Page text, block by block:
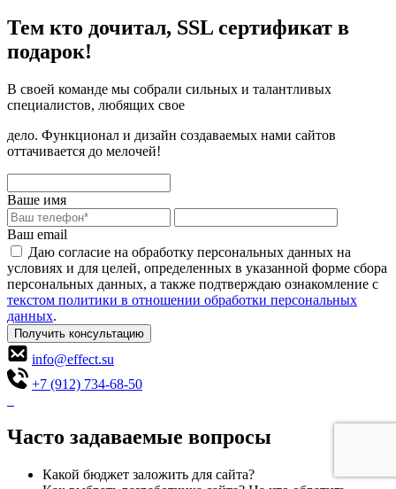
Тем кто дочитал, SSL сертификат в
подарок!
В своей команде мы собрали сильных и талантливых
специалистов, любящих свое
дело. Функционал и дизайн создаваемых нами сайтов
оттачивается до мелочей!
Ваше имя
Ваш email
Даю согласие на обработку персональных данных на
условиях и для целей, определенных в указанной форме сбора
персональных данных, а также подтверждаю ознакомление с
текстом политики в отношении обработки персональных
данных.
Получить консультацию
info@effect.su
+7 (912) 734-68-50
Часто задаваемые вопросы
Какой бюджет заложить для сайта?